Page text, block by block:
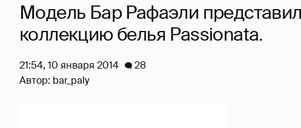
Модель Бар Рафаэли
коллекцию белья Passionata.
21:54, 10 января 2014
28
Автор: bar_paly